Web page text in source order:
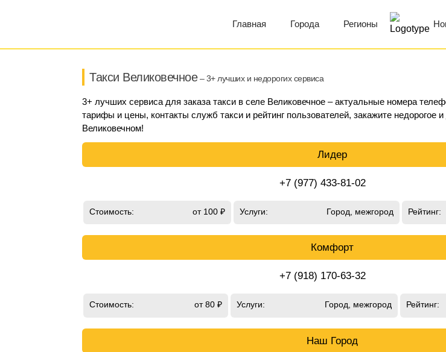
Главная Города Регионы
Такси Великовечное– 3+ лучших и недорогих сервиса
3+ лучших сервиса для заказа такси в селе Великовечное – актуальные номера
тарифы и цены, контакты служб такси и рейтинг пользователей, закажите недорогое и
Великовечном!
Лидер
+7 (977) 433-81-02
Стоимость: от 100 ₽ Услуги: Город, межгород Рейтинг:
Комфорт
+7 (918) 170-63-32
Стоимость: от 80 ₽ Услуги: Город, межгород Рейтинг:
Наш Город